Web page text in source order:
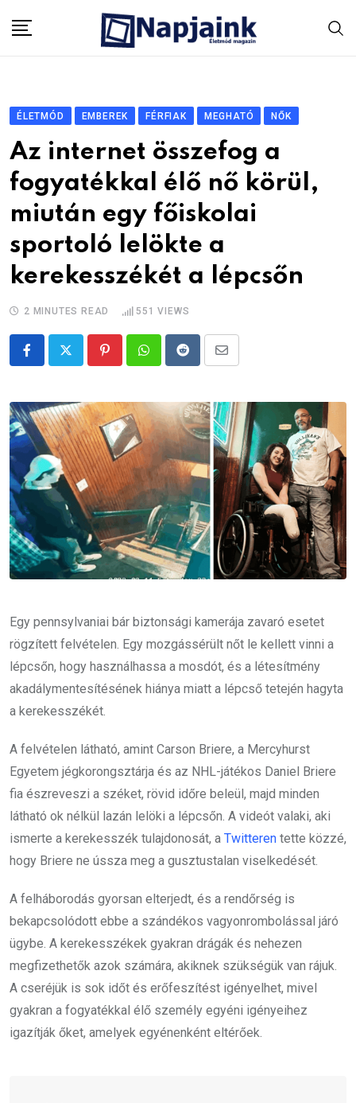
ÉLETMÓD EMBEREK FÉRFIAK MEGHATÓ NŐK
Az internet összefog a
fogyatékkal élő nő körül,
miután egy főiskolai
sportoló lelökte a
kerekesszékét a lépcsőn
2 MINUTES READ 551 VIEWS
PinterestWhatsappRedditShare
Email
Egy pennsylvaniai bár biztonsági kamerája zavaró esetet
rögzített felvételen. Egy mozgássérült nőt le kellett vinni a
lépcsőn, hogy használhassa a mosdót, és a létesítmény
akadálymentesítésének hiánya miatt a lépcső tetején hagyta
a kerekesszékét.
A felvételen látható, amint Carson Briere, a Mercyhurst
Egyetem jégkorongsztárja és az NHL-játékos Daniel Briere
fia észreveszi a széket, rövid időre beleül, majd minden
látható ok nélkül lazán lelöki a lépcsőn. A videót valaki, aki
ismerte a kerekesszék tulajdonosát, a Twitteren tette közzé,
hogy Briere ne ússza meg a gusztustalan viselkedését.
A felháborodás gyorsan elterjedt, és a rendőrség is
bekapcsolódott ebbe a szándékos vagyonrombolással járó
ügybe. A kerekesszékek gyakran drágák és nehezen
megfizethetők azok számára, akiknek szükségük van rájuk.
A cseréjük is sok időt és erőfeszítést igényelhet, mivel
gyakran a fogyatékkal élő személy egyéni igényeihez
igazítják őket, amelyek egyénenként eltérőek.